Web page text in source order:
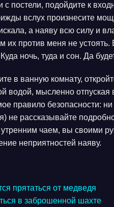
с постели, подойдите к
вслух произнесите
а наяву всю силу и
их против меня не
ночь, туда и сон. Да
в ванную комнату,
водой, мысленно
правило безопасности:
не рассказывайте
утренним чаем, вы своими
неприятностей наяву.
прятаться от медведя
в заброшенной шахте